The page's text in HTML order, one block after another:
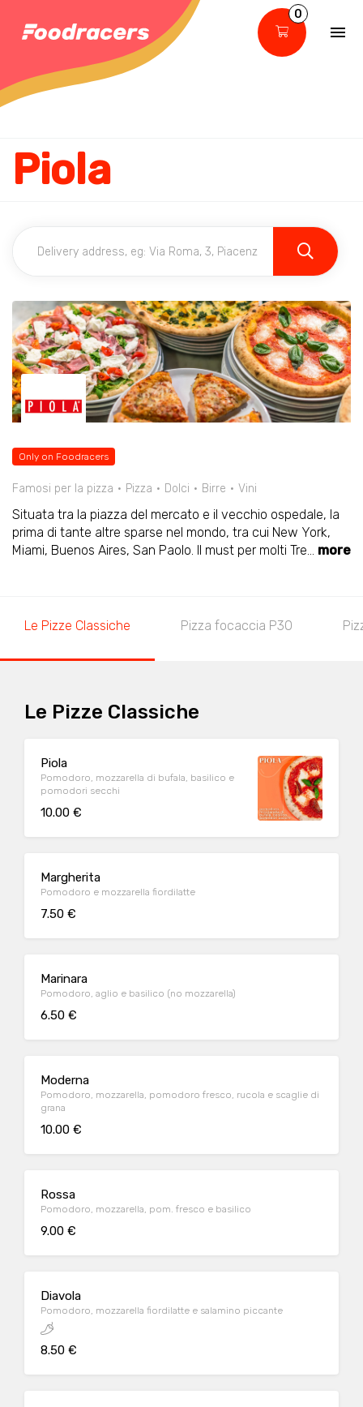
0
Piola
Only on Foodracers
Famosi per la pizza Pizza Dolci Birre Vini
Situata tra la piazza del mercato e il vecchio ospedale, la
prima di tante altre sparse nel mondo, tra cui New York,
Miami, Buenos Aires, San Paolo. Il must per molti Tre... more
Le Pizze Classiche Pizza focaccia P30
Le Pizze Classiche
Piola
Pomodoro, mozzarella di bufala, basilico e
pomodori secchi
10.00 €
Margherita
Pomodoro e mozzarella fiordilatte
7.50 €
Marinara
Pomodoro, aglio e basilico (no mozzarella)
6.50 €
Moderna
Pomodoro, mozzarella, pomodoro fresco, rucola e scaglie di
grana
10.00 €
Rossa
Pomodoro, mozzarella, pom. fresco e basilico
9.00 €
Diavola
Pomodoro, mozzarella fiordilatte e salamino piccante
8.50 €